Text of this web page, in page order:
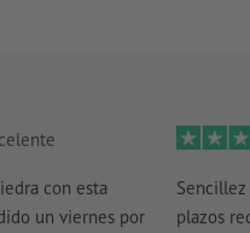
con esta
un viernes por
plazos